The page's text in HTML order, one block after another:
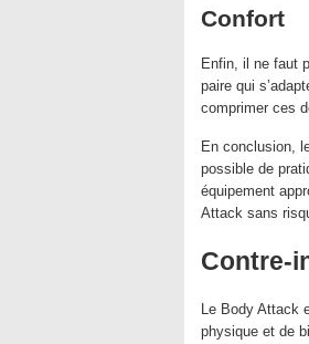
Confort
Enfin, il ne faut
paire qui
comprimer ces
En conclusion,
possible de
équipement
Attack sans
Contre-
Le Body Attack
physique et de